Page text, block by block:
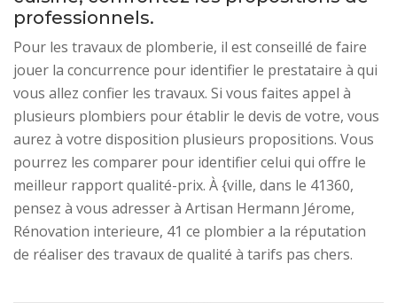
professionnels.
Pour les travaux de plomberie, il est conseillé de faire
jouer la concurrence pour identifier le prestataire à qui
vous allez confier les travaux. Si vous faites appel à
plusieurs plombiers pour établir le devis de votre, vous
aurez à votre disposition plusieurs propositions. Vous
pourrez les comparer pour identifier celui qui offre le
meilleur rapport qualité-prix. À {ville, dans le 41360,
pensez à vous adresser à Artisan Hermann Jérome,
Rénovation interieure, 41 ce plombier a la réputation
de réaliser des travaux de qualité à tarifs pas chers.